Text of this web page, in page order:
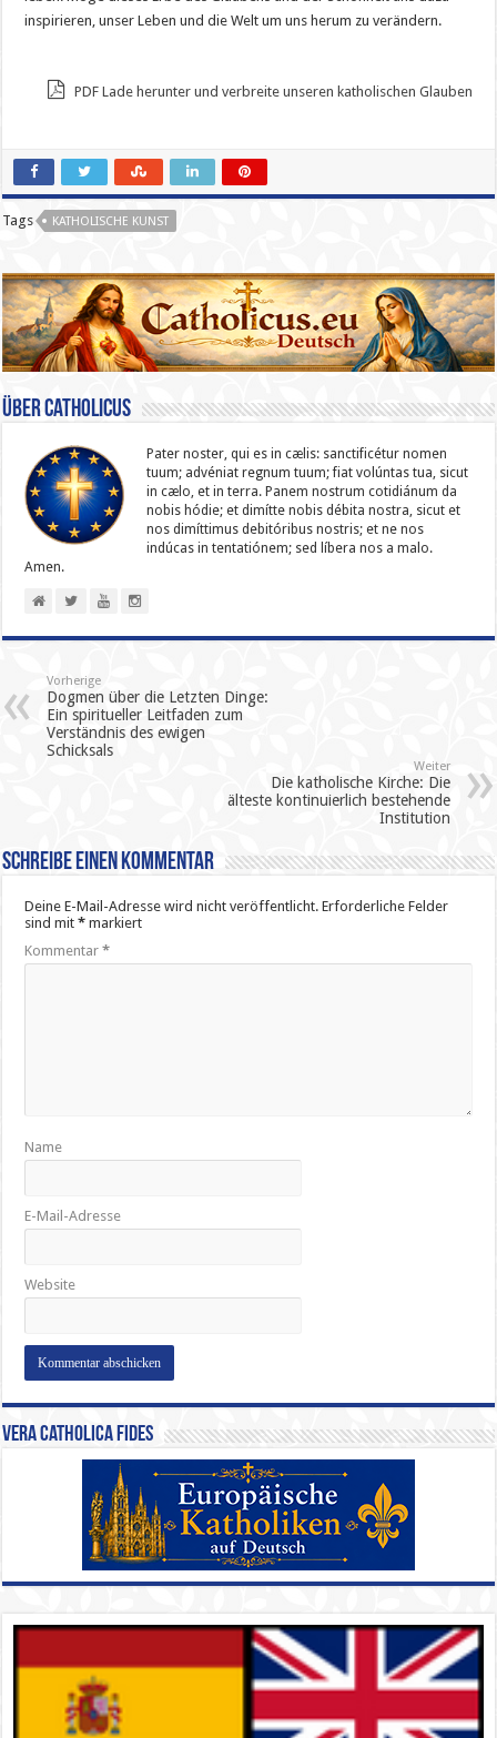
inspirieren, unser Leben und die Welt um uns herum zu verändern.
PDF Lade herunter und verbreite unseren katholischen Glauben
Tags KATHOLISCHE KUNST
Über catholicus
Pater noster, qui es in cælis: sanc­ti­ficétur nomen
tuum; advéniat regnum tuum; fiat volúntas tua, sicut
in cælo, et in terra. Panem nostrum cotidiánum da
nobis hódie; et dimítte nobis débita nostra, sicut et
nos dimíttimus debitóribus nostris; et ne nos
indúcas in ten­ta­tiónem; sed líbera nos a malo.
Amen.
Vorherige
Dogmen über die Letzten Dinge:
Ein spiritueller Leitfaden zum
Verständnis des ewigen
Schicksals
Weiter
Die katholische Kirche: Die
älteste kontinuierlich bestehende
Institution
Schreibe einen Kommentar
Deine E-Mail-Adresse wird nicht veröffentlicht. Erforderliche Felder
sind mit* markiert
Kommentar*
Name
E-Mail-Adresse
Website
Vera Catholica Fides